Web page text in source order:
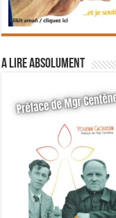
A lire absolument